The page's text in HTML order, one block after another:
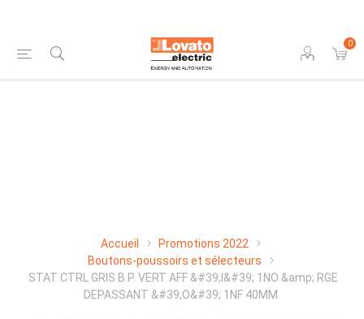
0
Accueil
Promotions 2022
Boutons-poussoirs et sélecteurs
STAT CTRL GRIS B.P. VERT AFF &#39;l&#39; 1NO &amp; RGE
DEPASSANT &#39;O&#39; 1NF 40MM